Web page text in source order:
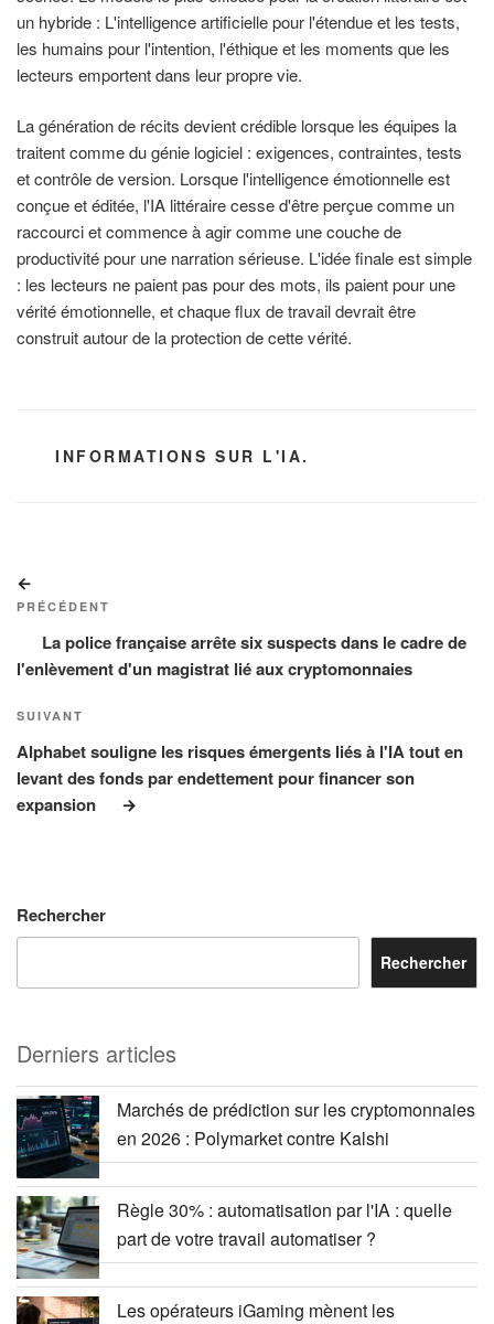
un hybride : L'intelligence artificielle pour l'étendue et les tests,
les humains pour l'intention, l'éthique et les moments que les
lecteurs emportent dans leur propre vie.
La génération de récits devient crédible lorsque les équipes la
traitent comme du génie logiciel : exigences, contraintes, tests
et contrôle de version. Lorsque l'intelligence émotionnelle est
conçue et éditée, l'IA littéraire cesse d'être perçue comme un
raccourci et commence à agir comme une couche de
productivité pour une narration sérieuse. L'idée finale est simple
: les lecteurs ne paient pas pour des mots, ils paient pour une
vérité émotionnelle, et chaque flux de travail devrait être
construit autour de la protection de cette vérité.
CATÉGORIES
INFORMATIONS SUR L'IA.
de
l’article
précédent
PRÉCÉDENT
La police française arrête six suspects dans le cadre de
l'enlèvement d'un magistrat lié aux cryptomonnaies
Article
suivant
SUIVANT
Alphabet souligne les risques émergents liés à l'IA tout en
levant des fonds par endettement pour financer son
expansion
Rechercher
Rechercher
Derniers articles
Marchés de prédiction sur les cryptomonnaies
en 2026 : Polymarket contre Kalshi
Règle 30% : automatisation par l'IA : quelle
part de votre travail automatiser ?
Les opérateurs iGaming mènent les